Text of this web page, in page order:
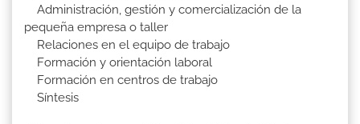
Administración, gestión y comercialización de la
pequeña empresa o taller
Relaciones en el equipo de trabajo
Formación y orientación laboral
Formación en centros de trabajo
Síntesis